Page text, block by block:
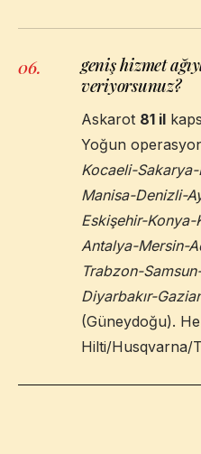
06.
geniş hizmet
veriyorsunuz?
Askarot 81 il
Yoğun
Kocaeli-Sakarya-
Manisa-Denizli-
Eskişehir-Konya-
Antalya-Mersin-
Trabzon-
Diyarbakır-
(Güneydoğu).
Hilti/Husqvarna/